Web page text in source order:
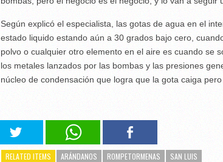
Según explicó el especialista, las gotas de agua en el
estado liquido estando aún a 30 grados bajo cero,
polvo o cualquier otro elemento en el aire es cuando se
los metales lanzados por las bombas y las presiones
núcleo de condensación que logra que la gota caiga pero
RELATED ITEMS ARÁNDANOS ROMPETORMENAS SAN LUIS